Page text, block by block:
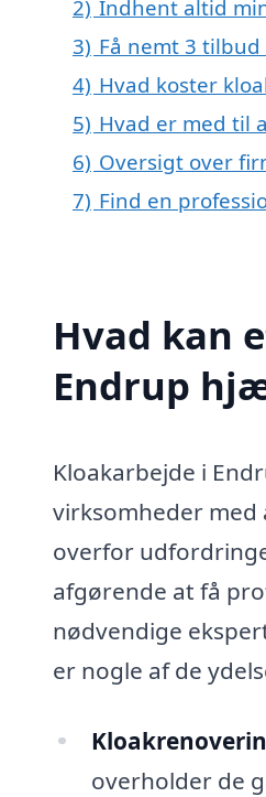
2) Indhent altid
3) Få nemt 3
4) Hvad koster
5) Hvad er med til
6) Oversigt over
7) Find en
Hvad kan
Endrup
Kloakarbejde i
virksomheder med
overfor
afgørende at få
nødvendige
er nogle af de
overholder de